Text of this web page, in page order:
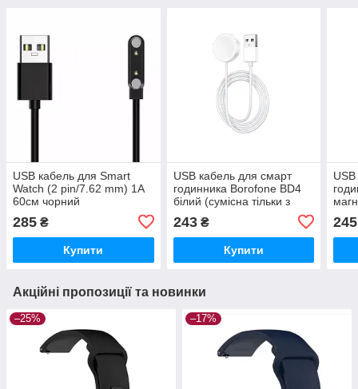
USB кабель для Smart
Watch (2 pin/7.62 mm) 1A
60см чорний
285 ₴
Купити
USB кабель для смарт
годинника Borofone BD4
білий (сумісна тільки з
243₴
Купити
245
Акційні пропозиції та новинки
–25% –17%